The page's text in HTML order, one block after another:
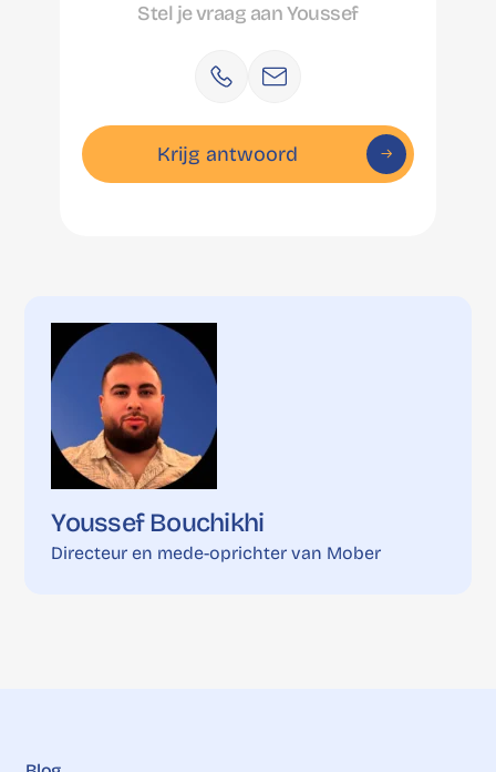
Stel je vraag aan Youssef
Krijg antwoord
Youssef Bouchikhi
Directeur en mede-oprichter van Mober